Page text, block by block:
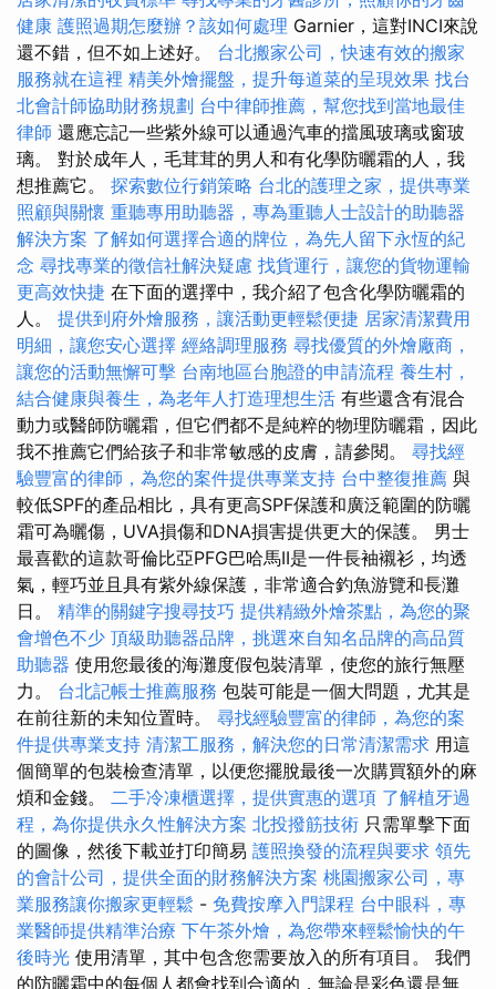
健康 護照過期怎麼辦？該如何處理 Garnier，這對INCI來說
還不錯，但不如上述好。 台北搬家公司，快速有效的搬家
服務就在這裡 精美外燴擺盤，提升每道菜的呈現效果 找台
北會計師協助財務規劃 台中律師推薦，幫您找到當地最佳
律師 還應忘記一些紫外線可以通過汽車的擋風玻璃或窗玻
璃。 對於成年人，毛茸茸的男人和有化學防曬霜的人，我
想推薦它。 探索數位行銷策略 台北的護理之家，提供專業
照顧與關懷 重聽專用助聽器，專為重聽人士設計的助聽器
解決方案 了解如何選擇合適的牌位，為先人留下永恆的紀
念 尋找專業的徵信社解決疑慮 找貨運行，讓您的貨物運輸
更高效快捷 在下面的選擇中，我介紹了包含化學防曬霜的
人。 提供到府外燴服務，讓活動更輕鬆便捷 居家清潔費用
明細，讓您安心選擇 經絡調理服務 尋找優質的外燴廠商，
讓您的活動無懈可擊 台南地區台胞證的申請流程 養生村，
結合健康與養生，為老年人打造理想生活 有些還含有混合
動力或醫師防曬霜，但它們都不是純粹的物理防曬霜，因此
我不推薦它們給孩子和非常敏感的皮膚，請參閱。 尋找經
驗豐富的律師，為您的案件提供專業支持 台中整復推薦 與
較低SPF的產品相比，具有更高SPF保護和廣泛範圍的防曬
霜可為曬傷，UVA損傷和DNA損害提供更大的保護。 男士
最喜歡的這款哥倫比亞PFG巴哈馬II是一件長袖襯衫，均透
氣，輕巧並且具有紫外線保護，非常適合釣魚游覽和長灘
日。 精準的關鍵字搜尋技巧 提供精緻外燴茶點，為您的聚
會增色不少 頂級助聽器品牌，挑選來自知名品牌的高品質
助聽器 使用您最後的海灘度假包裝清單，使您的旅行無壓
力。 台北記帳士推薦服務 包裝可能是一個大問題，尤其是
在前往新的未知位置時。 尋找經驗豐富的律師，為您的案
件提供專業支持 清潔工服務，解決您的日常清潔需求 用這
個簡單的包裝檢查清單，以便您擺脫最後一次購買額外的麻
煩和金錢。 二手冷凍櫃選擇，提供實惠的選項 了解植牙過
程，為你提供永久性解決方案 北投撥筋技術 只需單擊下面
的圖像，然後下載並打印簡易 護照換發的流程與要求 領先
的會計公司，提供全面的財務解決方案 桃園搬家公司，專
業服務讓你搬家更輕鬆 - 免費按摩入門課程 台中眼科，專
業醫師提供精準治療 下午茶外燴，為您帶來輕鬆愉快的午
後時光 使用清單，其中包含您需要放入的所有項目。 我們
的防曬霜中的每個人都會找到合適的，無論是彩色還是無